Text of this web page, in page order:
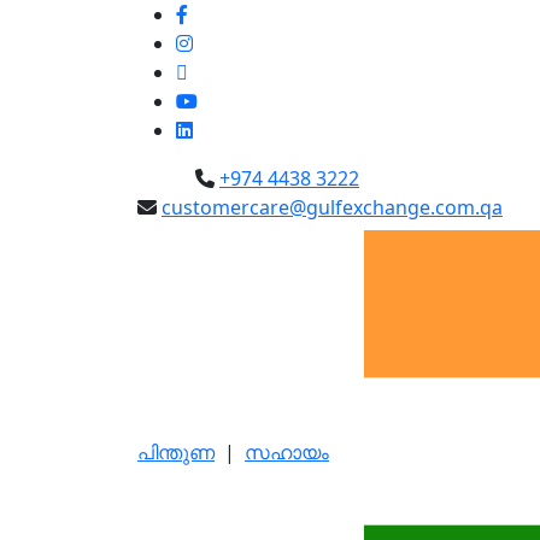
+974 4438 3222
customercare@gulfexchange.com.qa
പിന്തുണ | സഹായം